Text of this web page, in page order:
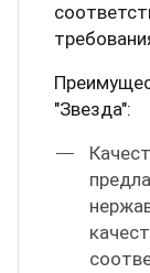
"Звезда":